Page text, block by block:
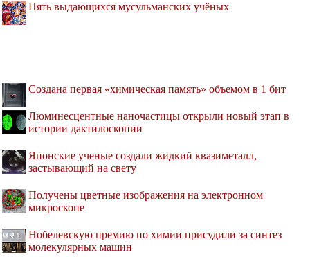
Пять выдающихся мусульманских учёных
Создана первая «химическая память» объемом в 1 бит
Люминесцентные наночастицы открыли новый этап в
истории дактилоскопии
Японские ученые создали жидкий квазиметалл,
застывающий на свету
Получены цветные изображения на электронном
микроскопе
Нобелевскую премию по химии присудили за синтез
молекулярных машин